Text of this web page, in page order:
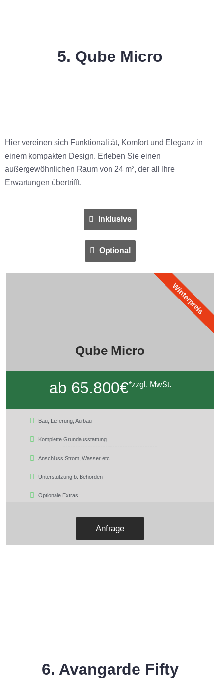
5. Qube Micro
Hier vereinen sich Funktionalität, Komfort und Eleganz in
einem kompakten Design. Erleben Sie einen
außergewöhnlichen Raum von 24 m², der all Ihre
Erwartungen übertrifft.
Inklusive
Optional
Qube Micro
ab 65.800€*zzgl. MwSt.
Bau, Lieferung, Aufbau
Komplette Grundausstattung
Anschluss Strom, Wasser etc
Unterstützung b. Behörden
Optionale Extras
Anfrage
Winterpreis
6. Avangarde Fifty